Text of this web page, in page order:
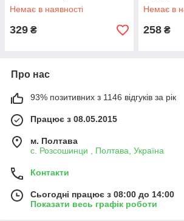
Немає в наявності
329 ₴
Немає в
258 ₴
Про нас
93% позитивних з 1146 відгуків за рік
Працює з 08.05.2015
м. Полтава
с. Розсошинци , Полтава, Україна
Контакти
Сьогодні працює з 08:00 до 14:00
Показати весь графік роботи